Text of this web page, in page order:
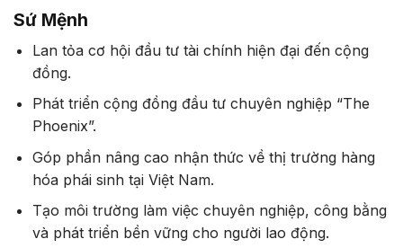
Sứ Mệnh
Lan tỏa cơ hội đầu tư tài chính hiện đại đến cộng
đồng.
Phát triển cộng đồng đầu tư chuyên nghiệp “The
Phoenix”.
Góp phần nâng cao nhận thức về thị trường hàng
hóa phái sinh tại Việt Nam.
Tạo môi trường làm việc chuyên nghiệp, công bằng
và phát triển bền vững cho người lao động.